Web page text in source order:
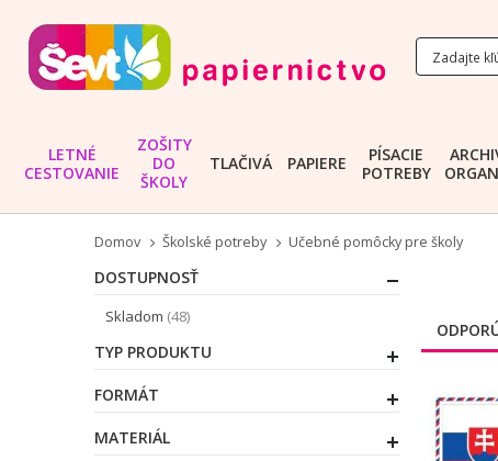
LETNÉ
CESTOVANIE
ZOŠITY
DO
ŠKOLY
TLAČIVÁ PAPIERE
PÍSACIE
POTREBY
Domov Školské potreby Učebné pomôcky pre školy
DOSTUPNOSŤ
Skladom 48
položky
TYP PRODUKTU
FORMÁT
MATERIÁL